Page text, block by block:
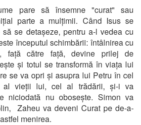
pare să însemne "curat" sau
parte a mulțimii. Când Isus se
se detașeze, pentru a-l vedea cu
începutul schimbării: întâlnirea cu
față către față, devine prilej de
și totul se transformă în viața lui
se va opri și asupra lui Petru în cel
al vieții lui, cel al trădării, și-i va
niciodată nu obosește. Simon va
Zaheu va deveni Curat pe de-a-
menirea.